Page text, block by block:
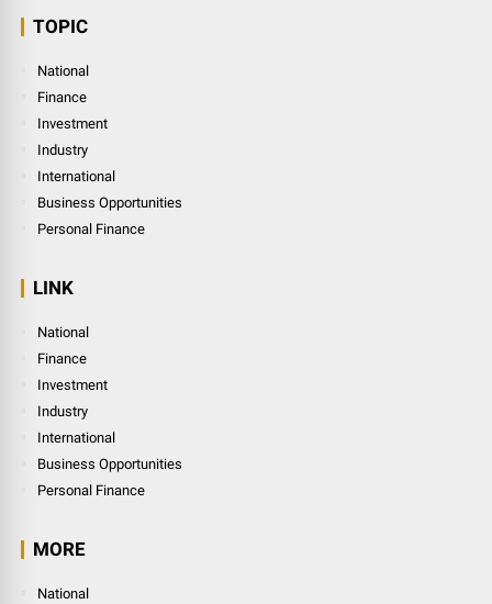
TOPIC
National
Finance
Investment
Industry
International
Business Opportunities
Personal Finance
LINK
National
Finance
Investment
Industry
International
Business Opportunities
Personal Finance
MORE
National